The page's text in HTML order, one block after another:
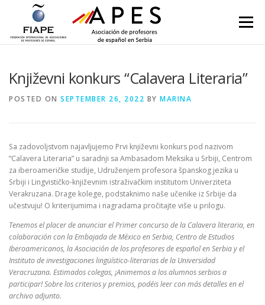
Skip to content
Menu
Književni konkurs “Calavera Literaria”
POSTED ON SEPTEMBER 26, 2022 BY MARINA
Sa zadovoljstvom najavljujemo Prvi književni konkurs pod nazivom
“Calavera Literaria” u saradnji sa Ambasadom Meksika u Srbiji, Centrom
za iberoameričke studije, Udruženjem profesora španskog jezika u
Srbiji i Lingvističko-književnim istraživačkim institutom Univerziteta
Verakruzana. Drage kolege, podstaknimo naše učenike iz Srbije da
učestvuju! O kriterijumima i nagradama pročitajte više u prilogu.
Tenemos el placer de anunciar el Primer concurso de la Calavera literaria, en
colaboración con la Embajada de México en Serbia, Centro de Estudios
Iberoamericanos, la Asociación de los profesores de español en Serbia y el
Instituto de investigaciones lingüístico-literarias de la Universidad
Veracruzana. Estimados colegas, ¡Animemos a los alumnos serbios a
participar! Sobre los criterios y premios, podéis leer con más detalles en el
archivo adjunto.